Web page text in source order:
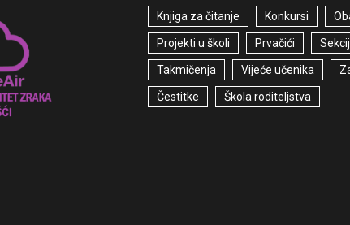
Knjiga za čitanje Konkursi
Projekti u školi Prvačići
Takmičenja Vijeće učenika
Čestitke Škola roditeljstva